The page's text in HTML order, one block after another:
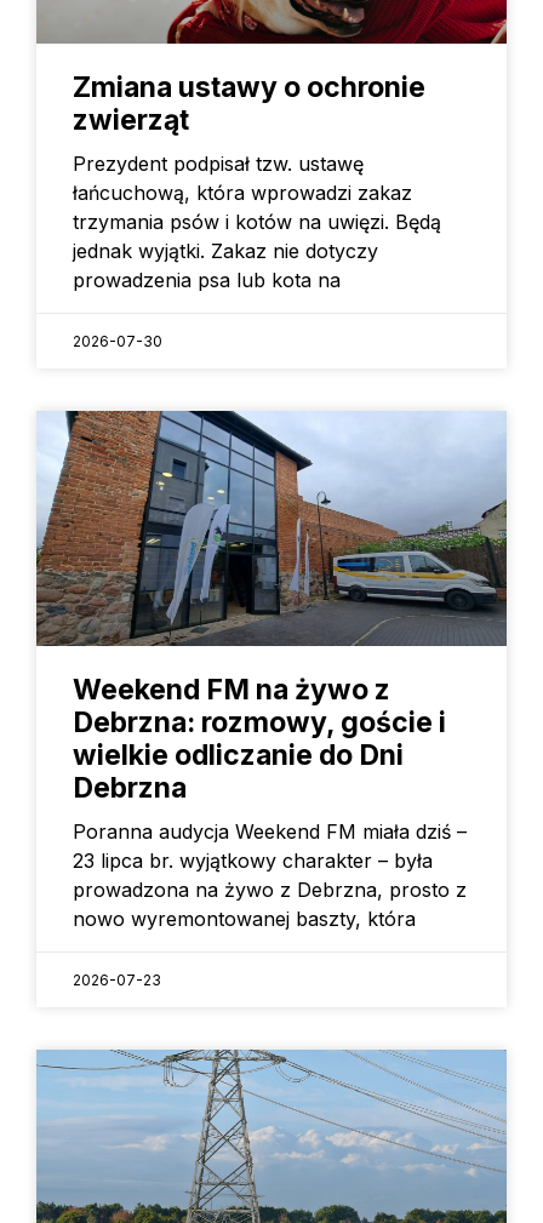
Zmiana ustawy o ochronie
zwierząt
Prezydent podpisał tzw. ustawę
łańcuchową, która wprowadzi zakaz
trzymania psów i kotów na uwięzi. Będą
jednak wyjątki. Zakaz nie dotyczy
prowadzenia psa lub kota na
2026-07-30
Weekend FM na żywo z
Debrzna: rozmowy, goście i
wielkie odliczanie do Dni
Debrzna
Poranna audycja Weekend FM miała dziś –
23 lipca br. wyjątkowy charakter – była
prowadzona na żywo z Debrzna, prosto z
nowo wyremontowanej baszty, która
2026-07-23